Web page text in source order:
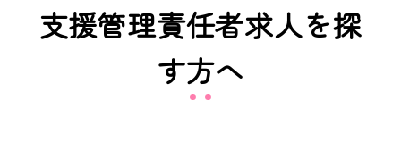
支援管理責任者求人を探
す方へ